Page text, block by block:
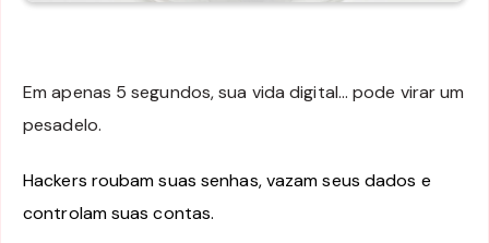
Em apenas 5 segundos, sua vida digital… pode virar um
pesadelo.
Hackers roubam suas senhas, vazam seus dados e
controlam suas contas.